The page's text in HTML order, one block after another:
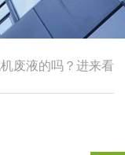
废液的吗？进来看